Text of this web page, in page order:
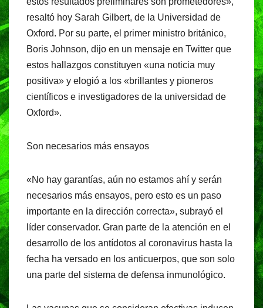
resaltó hoy Sarah Gilbert, de la Universidad de
Oxford. Por su parte, el primer ministro británico,
Boris Johnson, dijo en un mensaje en Twitter que
estos hallazgos constituyen «una noticia muy
positiva» y elogió a los «brillantes y pioneros
científicos e investigadores de la universidad de
Oxford».
Son necesarios más ensayos
«No hay garantías, aún no estamos ahí y serán
necesarios más ensayos, pero esto es un paso
importante en la dirección correcta», subrayó el
líder conservador. Gran parte de la atención en el
desarrollo de los antídotos al coronavirus hasta la
fecha ha versado en los anticuerpos, que son solo
una parte del sistema de defensa inmunológico.